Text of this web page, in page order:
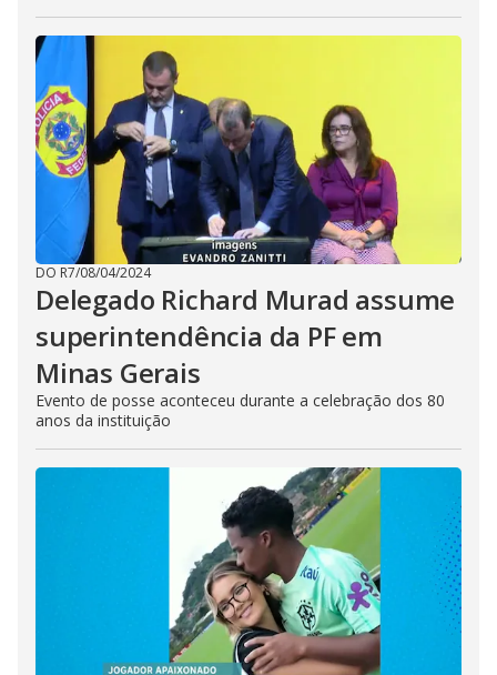
DO R7/08/04/2024
Delegado Richard Murad assume
superintendência da PF em
Minas Gerais
Evento de posse aconteceu durante a celebração dos 80
anos da instituição